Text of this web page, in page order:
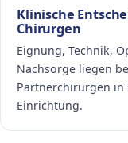
Klinische
Chirurgen
Eignung, Technik,
Nachsorge liegen
Partnerchirurgen
Einrichtung.